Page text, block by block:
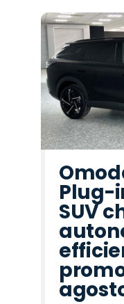
Plug-
SUV